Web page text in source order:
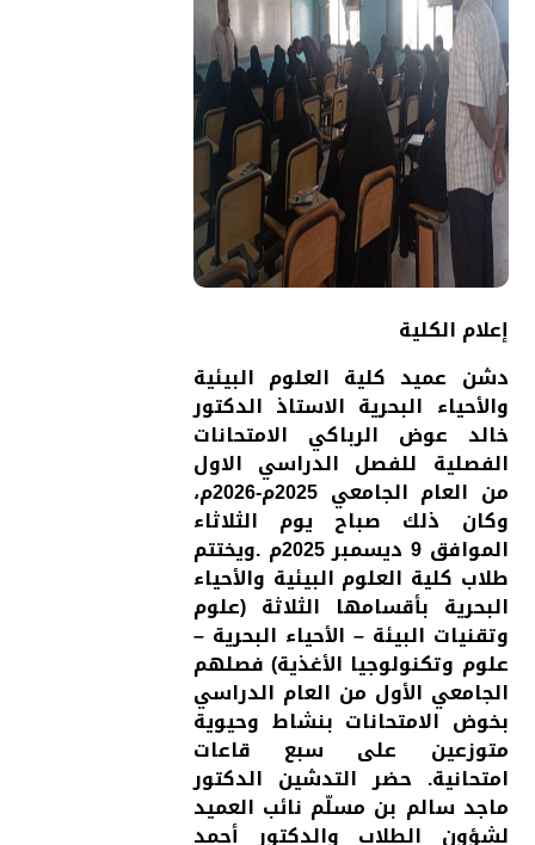
إعلام الكلية
دشن عميد كلية العلوم البيئية
والأحياء البحرية الاستاذ الدكتور
خالد عوض الرباكي الامتحانات
الفصلية للفصل الدراسي الاول
من العام الجامعي 2025م-2026م،
وكان ذلك صباح يوم الثلاثاء
الموافق 9 ديسمبر 2025م .ويختتم
طلاب كلية العلوم البيئية والأحياء
البحرية بأقسامها الثلاثة (علوم
وتقنيات البيئة – الأحياء البحرية –
علوم وتكنولوجيا الأغذية) فصلهم
الجامعي الأول من العام الدراسي
بخوض الامتحانات بنشاط وحيوية
متوزعين على سبع قاعات
امتحانية. حضر التدشين الدكتور
ماجد سالم بن مسلّم نائب العميد
لشؤون الطلاب والدكتور أحمد